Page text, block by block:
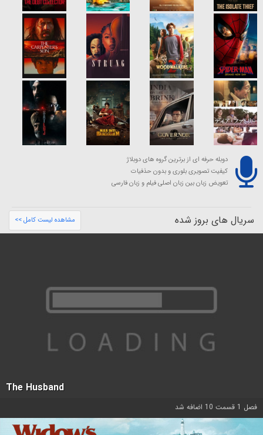
دوبله حرفه ای از برترین گروه های دوبلاژ
کیفیت تصویری بلوری و بدون حذفیات
تعویض زبان بین زبان اصلی فیلم و زبان فارسی
سریال های بروز شده مشاهده لیست کامل >>
The Husband
فصل 1 قسمت 10 اضافه شد